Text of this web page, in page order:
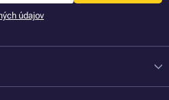
údajov